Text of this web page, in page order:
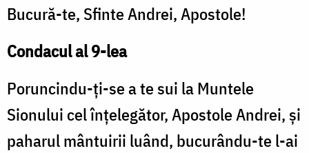
Bucură-te, Sfinte Andrei, Apostole!
Condacul al 9-lea
Poruncindu-ţi-se a te sui la Muntele
Sionului cel înţelegător, Apostole Andrei, şi
paharul mântuirii luând, bucurându-te l-ai